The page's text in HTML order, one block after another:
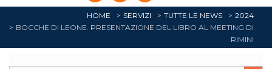
HOME SERVIZI TUTTE LE NEWS
2024
BOCCHE DI LEONE. PRESENTAZIONE DEL LIBRO AL MEETING DI
RIMINI